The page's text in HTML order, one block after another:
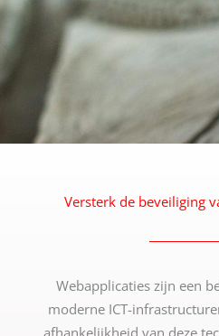
Versterk de beveiliging
Webapplicaties zijn een
moderne ICT-
afhankelijkheid van deze